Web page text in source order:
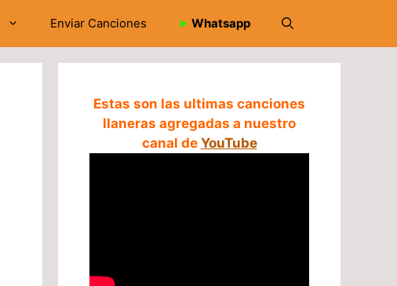
Enviar Canciones ➤ Whatsapp
Estas son las ultimas canciones
llaneras agregadas a nuestro
canal de YouTube